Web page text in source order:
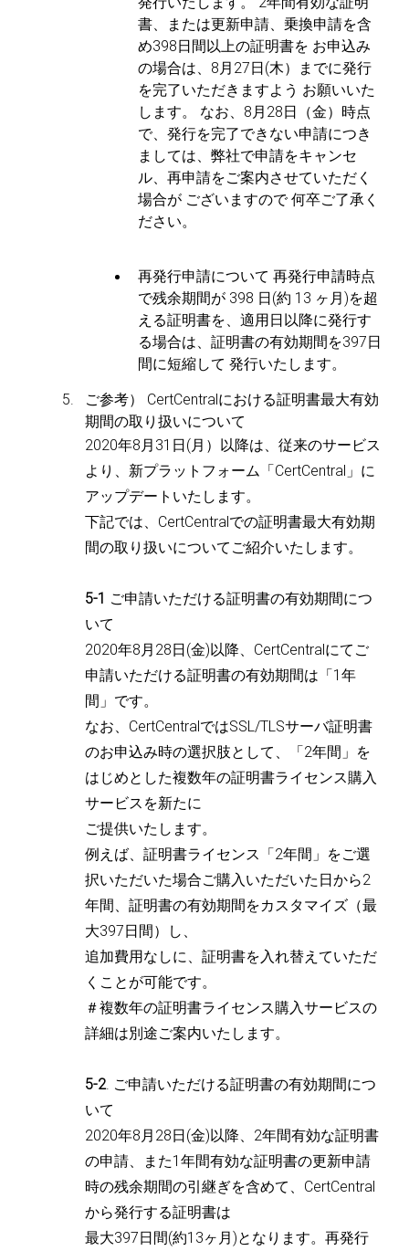
書、または更新申請、乗換申請を含
め398日間以上の証明書を お申込み
の場合は、8月27日(木）までに発行
を完了いただきますよう お願いいた
します。
なお、8月28日（金）時点
で、発行を完了できない申請につき
ましては、弊社で申請をキャンセ
ル、再申請をご案内させていただく
場合が ございますので 何卒ご了承く
ださい。
再発行申請について 再発行申請時点
で残余期間が 398 日(約 13 ヶ月)を超
える証明書を、適用日以降に発行す
る場合は、証明書の有効期間を397日
間に短縮して 発行いたします。
ご参考） CertCentralにおける証明書最大有効
期間の取り扱いについて
2020年8月31日(月）以降は、従来のサービス
より、新プラットフォーム「CertCentral」に
アップデートいたします。
下記では、CertCentralでの証明書最大有効期
間の取り扱いについてご紹介いたします。
5-1 ご申請いただける証明書の有効期間につ
いて
2020年8月28日(金)以降、CertCentralにてご
申請いただける証明書の有効期間は「1年
間」です。
なお、CertCentralではSSL/TLSサーバ証明書
のお申込み時の選択肢として、「2年間」を
はじめとした複数年の証明書ライセンス購入
サービスを新たに
ご提供いたします。
例えば、証明書ライセンス「2年間」をご選
択いただいた場合ご購入いただいた日から2
年間、証明書の有効期間をカスタマイズ（最
大397日間）し、
追加費用なしに、証明書を入れ替えていただ
くことが可能です。
＃複数年の証明書ライセンス購入サービスの
詳細は別途ご案内いたします。
5-2. ご申請いただける証明書の有効期間につ
いて
2020年8月28日(金)以降、2年間有効な証明書
の申請、また1年間有効な証明書の更新申請
時の残余期間の引継ぎを含めて、CertCentral
から発行する証明書は
最大397日間(約13ヶ月)となります。再発行